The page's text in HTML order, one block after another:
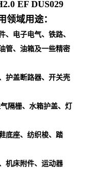
EF DUS029
领域用途：
、电子电气、铁路、
管、油箱及一些精密
护盖断路器、开关壳
隔栅、水箱护盖、灯
底座、纺织梭、踏
机床附件、运动器